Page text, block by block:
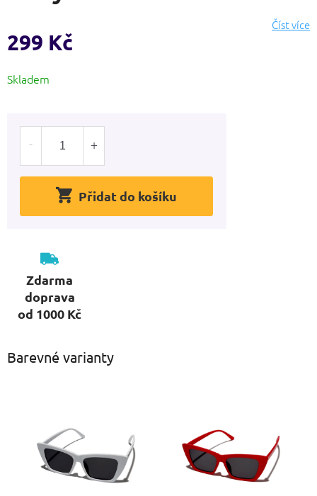
5
hvězdiček.
Číst více
299 Kč
cena:
Skladem
Přidat do košíku
Zdarma
doprava
od 1000 Kč
Barevné varianty